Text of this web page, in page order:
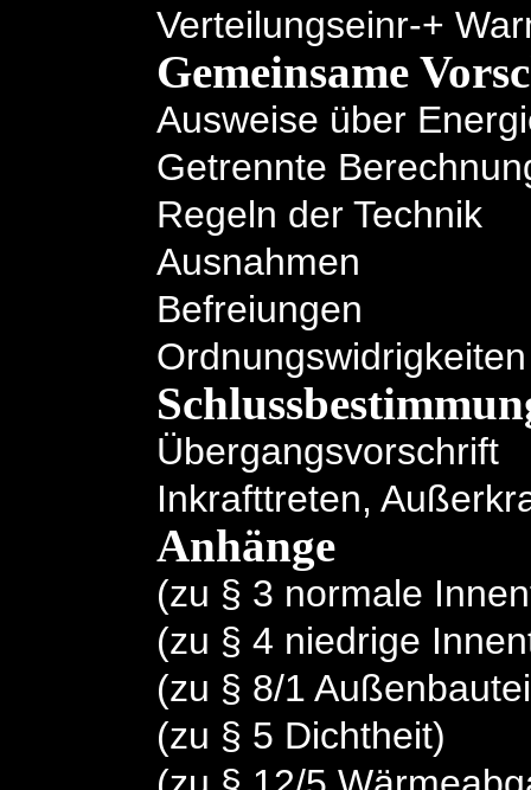
Verteilungseinr-+
Gemeinsame
Ausweise über
Getrennte
Regeln der Technik
Ausnahmen
Befreiungen
Ordnungswidrigkeiten
Übergangsvorschrift
Inkrafttreten,
Anhänge
(zu § 3 normale
(zu § 4 niedrige
(zu § 8/1
(zu § 5 Dichtheit)